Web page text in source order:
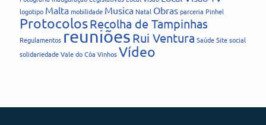
logotipo Maltamobilidade Musica Natal Obrasparceria Pinhel
ProtocolosRecolha de Tampinhas
Regulamentos reuniões Rui Ventura SaúdeSitesocial
solidariedadeVale do Côa VinhosVídeo